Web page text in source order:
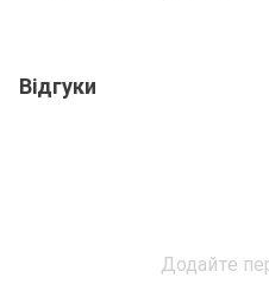
Відгуки
Додайте